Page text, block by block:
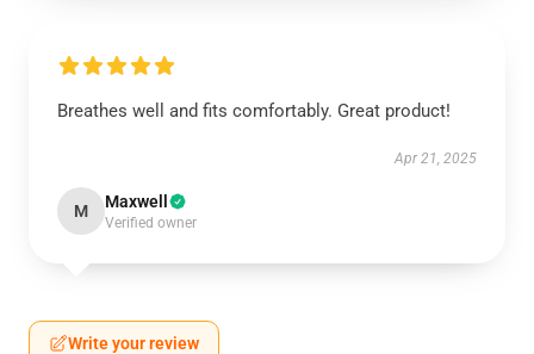
Breathes well and fits comfortably. Great product!
Apr 21, 2025
M Maxwell
Verified owner
Write your review